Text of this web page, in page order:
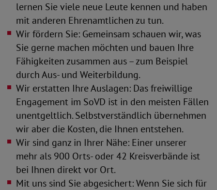
lernen Sie viele neue Leute kennen und haben
mit anderen Ehrenamtlichen zu tun.
Wir fördern Sie: Gemeinsam schauen wir, was
Sie gerne machen möchten und bauen Ihre
Fähigkeiten zusammen aus – zum Beispiel
durch Aus- und Weiterbildung.
Wir erstatten Ihre Auslagen: Das freiwillige
Engagement im SoVD ist in den meisten Fällen
unentgeltlich. Selbstverständlich übernehmen
wir aber die Kosten, die Ihnen entstehen.
Wir sind ganz in Ihrer Nähe: Einer unserer
mehr als 900 Orts- oder 42 Kreisverbände ist
bei Ihnen direkt vor Ort.
Mit uns sind Sie abgesichert: Wenn Sie sich für